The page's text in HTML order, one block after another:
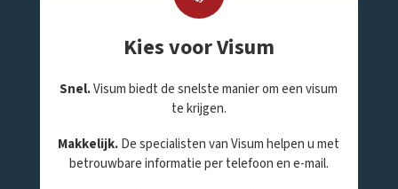
Kies voor Visum
Snel.Visum biedt de snelste manier om een visum
te krijgen.
Makkelijk.De specialisten van Visum helpen u met
betrouwbare informatie per telefoon en e-mail.